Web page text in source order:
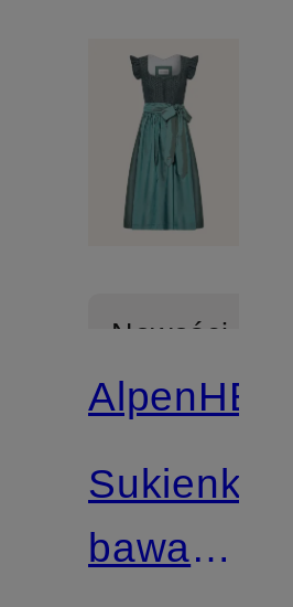
Nowości
AlpenHERZ
Sukienka
bawarska